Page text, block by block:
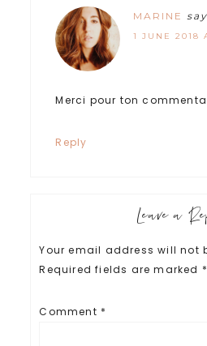
MARINE
1 JUNE 2018
Merci pour ton
Reply
Leave a
Your email address will not
Required fields are marked *
Comment *